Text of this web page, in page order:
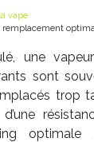
vape
une
sont
trop